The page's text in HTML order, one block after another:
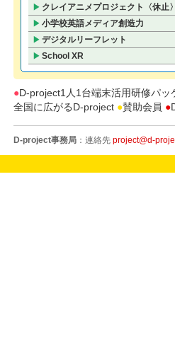
▶ クレイアニメプロジェクト〈休止
▶ 小学校英語メディア創造力
▶ デジタルリーフレット
▶ School XR
●D-project1人1台端末活用研修パッ
全国に広がるD-project ●賛助会員 ●
D-project事務局 ：連絡先 project@d-